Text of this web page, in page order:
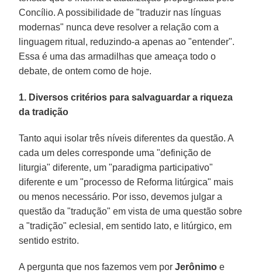
Concílio. A possibilidade de "traduzir nas línguas
modernas" nunca deve resolver a relação com a
linguagem ritual, reduzindo-a apenas ao "entender".
Essa é uma das armadilhas que ameaça todo o
debate, de ontem como de hoje.
1. Diversos critérios para salvaguardar a riqueza
da tradição
Tanto aqui isolar três níveis diferentes da questão. A
cada um deles corresponde uma "definição de
liturgia" diferente, um "paradigma participativo"
diferente e um "processo de Reforma litúrgica" mais
ou menos necessário. Por isso, devemos julgar a
questão da "tradução" em vista de uma questão sobre
a "tradição" eclesial, em sentido lato, e litúrgico, em
sentido estrito.
A pergunta que nos fazemos vem porJerônimo e